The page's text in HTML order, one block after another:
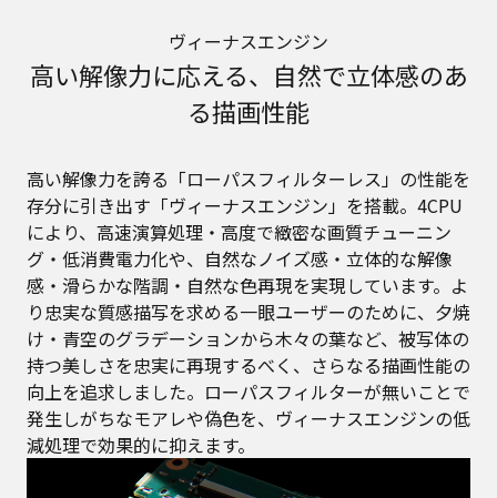
ヴィーナスエンジン
高い解像力に応える、自然で立体感のあ
る描画性能
高い解像力を誇る「ローパスフィルターレス」の性能を
存分に引き出す「ヴィーナスエンジン」を搭載。4CPU
により、高速演算処理・高度で緻密な画質チューニン
グ・低消費電力化や、自然なノイズ感・立体的な解像
感・滑らかな階調・自然な色再現を実現しています。よ
り忠実な質感描写を求める一眼ユーザーのために、夕焼
け・青空のグラデーションから木々の葉など、被写体の
持つ美しさを忠実に再現するべく、さらなる描画性能の
向上を追求しました。ローパスフィルターが無いことで
発生しがちなモアレや偽色を、ヴィーナスエンジンの低
減処理で効果的に抑えます。